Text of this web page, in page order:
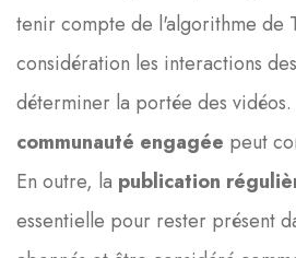
tenir compte de l'algorithme de
considération les interactions
déterminer la portée des
communauté engagée peut
En outre, la publication
essentielle pour rester présent